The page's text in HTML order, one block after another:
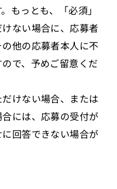
もっとも、「必須」
ない場合に、応募者
他の応募者本人に不
で、予めご留意くだ
けない場合、または
には、応募の受付が
回答できない場合が